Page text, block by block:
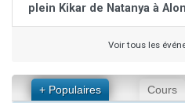
plein Kikar de Natanya à
Voir tous les
+ Populaires Cours